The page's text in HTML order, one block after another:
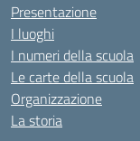
Presentazione
I luoghi
I numeri della scuola
Le carte della scuola
Organizzazione
La storia